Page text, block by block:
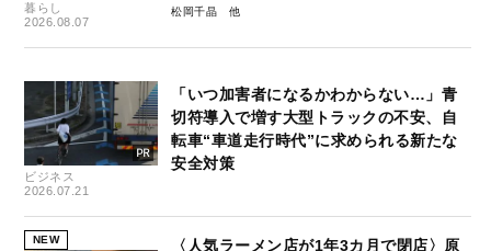
暮らし
2026.08.07
松岡千晶
ビジネス
2026.07.21
「いつ加害者になるかわからない…」青
切符導入で増す大型トラックの不安、自
転車“車道走行時代”に求められる新たな
安全対策
NEW
〈人気ラーメン店が1年3カ月で閉店〉原